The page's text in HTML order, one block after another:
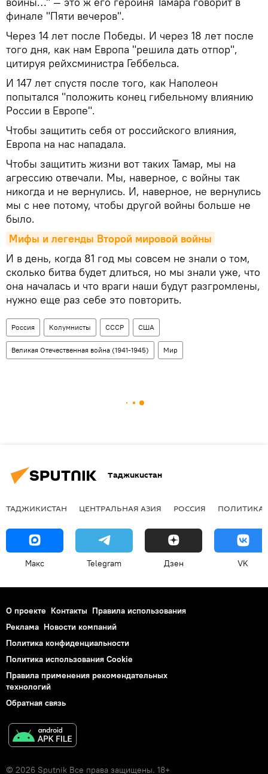
финале "Пяти вечеров".
Через 14 лет после Победы. И через 18 лет после
того дня, как нам Европа "решила дать отпор",
цитируя рейхсминистра Геббельса.
И 147 лет спустя после того, как Наполеон
попытался "положить конец гибельному влиянию
России в Европе".
Чтобы защитить себя от российского влияния,
Европа на нас нападала.
Чтобы защитить жизни вот таких Тамар, мы на
агрессию отвечали. Мы, наверное, с войны так
никогда и не вернулись. И, наверное, не вернулись
мы с нее потому, чтобы другой войны больше не
было.
Мифы и легенды Второй мировой войны
И в день, когда 81 год мы совсем не знали о том,
сколько битва будет длиться, но мы знали уже, что
она началась и что враги наши будут разгромлены,
нужно еще раз себе это повторить.
Россия Колумнисты СССР США
Великая Отечественная война (1941-1945) Мир
Таджикистан
ТАДЖИКИСТАН ЦЕНТРАЛЬНАЯ АЗИЯ РОССИЯ ПОЛИТИКА
Макс Telegram Дзен VK
О проекте Контакты Правила использования
Реклама Новости компаний
Политика конфиденциальности
Политика использования Cookie
Правила применения рекомендательных
технологий
Обратная связь
© 2026 Sputnik Все права защищены. 18+